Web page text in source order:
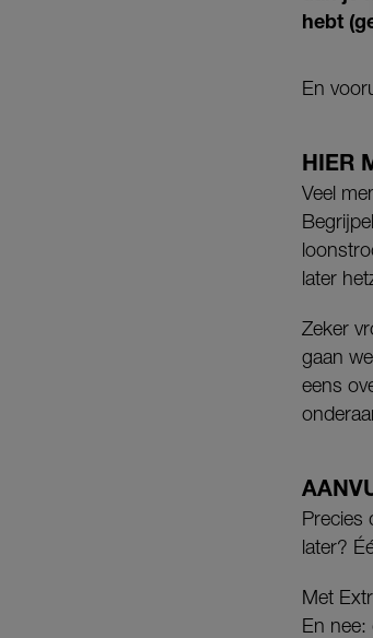
hebt
En
HIER
Veel
later
Zeker
gaan
eens
Precies
later?
Met
En nee: